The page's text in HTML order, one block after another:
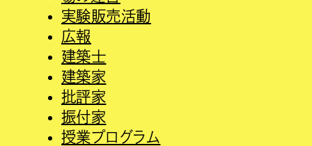
実験販売活動
広報
建築士
建築家
批評家
振付家
授業プログラム